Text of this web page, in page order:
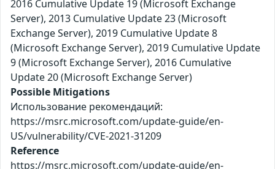
2016 Cumulative Update 19 (Microsoft Exchange
Server), 2013 Cumulative Update 23 (Microsoft
Exchange Server), 2019 Cumulative Update 8
(Microsoft Exchange Server), 2019 Cumulative Update
9 (Microsoft Exchange Server), 2016 Cumulative
Update 20 (Microsoft Exchange Server)
Possible Mitigations
Использование рекомендаций:
https://msrc.microsoft.com/update-guide/en-
US/vulnerability/CVE-2021-31209
Reference
https://msrc.microsoft.com/update-guide/en-